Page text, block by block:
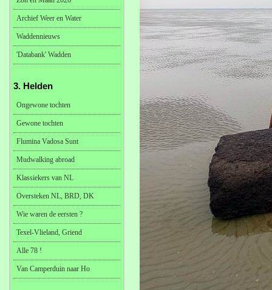
Archief Weer en Water
Waddennieuws
'Databank' Wadden
3. Helden
Ongewone tochten
Gewone tochten
Flumina Vadosa Sunt
Mudwalking abroad
Klassiekers van NL
Oversteken NL, BRD, DK
Wie waren de eersten ?
Texel-Vlieland, Griend
Alle 78 !
Van Camperduin naar Ho